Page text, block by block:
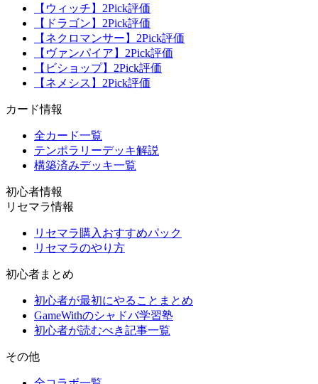
【ウィッチ】2Pick評価
【ドラゴン】2Pick評価
【ネクロマンサー】2Pick評価
【ヴァンパイア】2Pick評価
【ビショップ】2Pick評価
【ネメシス】2Pick評価
カード情報
全カード一覧
テンポラリーデッキ解説
構築済みデッキ一覧
初心者情報
リセマラ情報
リセマラ購入おすすめパック
リセマラのやり方
初心者まとめ
初心者が最初にやることまとめ
GameWithのシャドバ学習塾
初心者が読むべき記事一覧
その他